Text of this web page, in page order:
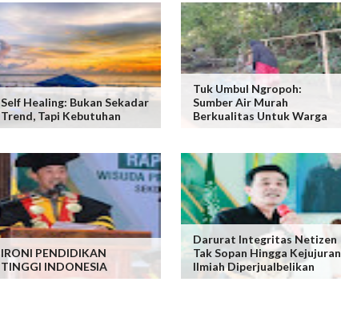
Self Healing: Bukan Sekadar
Trend, Tapi Kebutuhan
Tuk Umbul Ngropoh:
Sumber Air Murah
Berkualitas Untuk Warga
IRONI PENDIDIKAN
TINGGI INDONESIA
Darurat Integritas Netizen
Tak Sopan Hingga Kejujuran
Ilmiah Diperjualbelikan